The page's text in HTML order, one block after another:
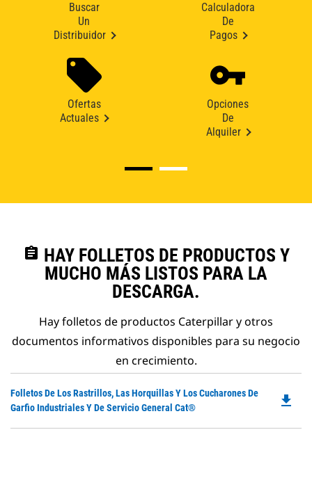
Buscar
Un
Distribuidor
Calculadora
De
Pagos
Ofertas
Actuales
Opciones
De
Alquiler
assignment HAY FOLLETOS DE PRODUCTOS Y
MUCHO MÁS LISTOS PARA LA
DESCARGA.
Hay folletos de productos Caterpillar y otros
documentos informativos disponibles para su negocio
en crecimiento.
Folletos De Los Rastrillos, Las Horquillas Y Los Cucharones De
Garfio Industriales Y De Servicio General Cat®
file_download